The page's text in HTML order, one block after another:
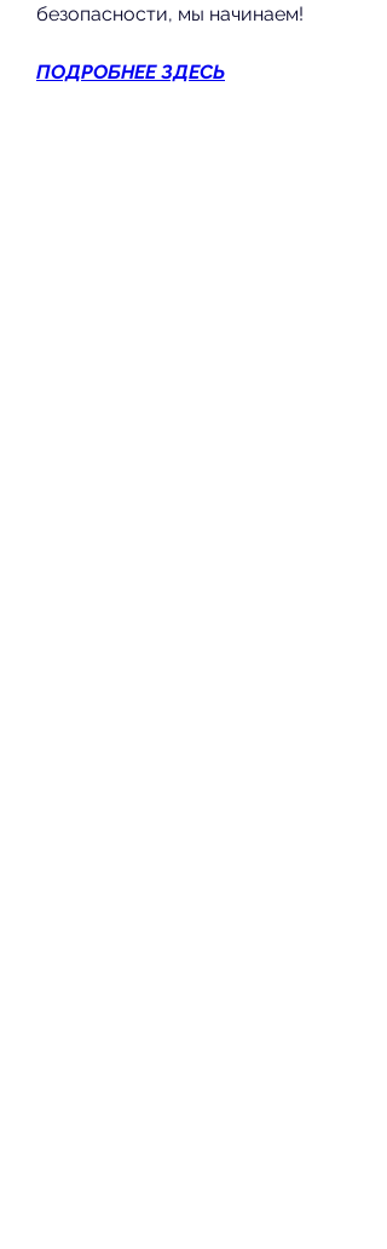
безопасности, мы начинаем!
ПОДРОБНЕЕ ЗДЕСЬ